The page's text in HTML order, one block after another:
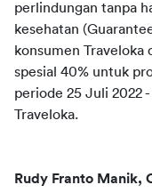
perlindungan tanpa
kesehatan
konsumen
spesial 40% untuk
periode 25 Juli 2022
Traveloka.
Rudy Franto Manik,